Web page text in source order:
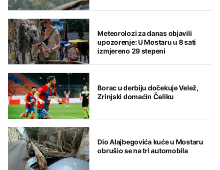
Meteorolozi za danas objavili
upozorenje: U Mostaru u 8 sati
izmjereno 29 stepeni
Borac u derbiju dočekuje Velež,
Zrinjski domaćin Čeliku
Dio Alajbegovića kuće u Mostaru
obrušio se na tri automobila